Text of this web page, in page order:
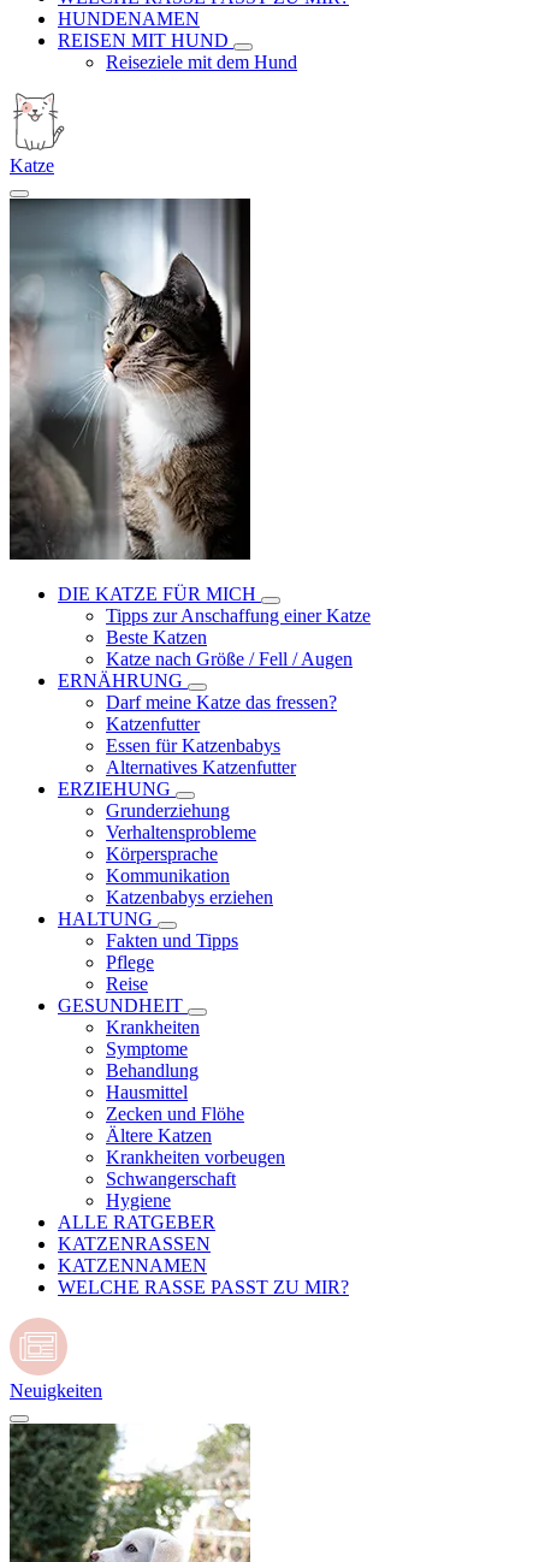
HUNDENAMEN
REISEN MIT HUND
Reiseziele mit dem Hund
Katze
DIE KATZE FÜR MICH
Tipps zur Anschaffung einer Katze
Beste Katzen
Katze nach Größe / Fell / Augen
ERNÄHRUNG
Darf meine Katze das fressen?
Katzenfutter
Essen für Katzenbabys
Alternatives Katzenfutter
ERZIEHUNG
Grunderziehung
Verhaltensprobleme
Körpersprache
Kommunikation
Katzenbabys erziehen
HALTUNG
Fakten und Tipps
Pflege
Reise
GESUNDHEIT
Krankheiten
Symptome
Behandlung
Hausmittel
Zecken und Flöhe
Ältere Katzen
Krankheiten vorbeugen
Schwangerschaft
Hygiene
ALLE RATGEBER
KATZENRASSEN
KATZENNAMEN
WELCHE RASSE PASST ZU MIR?
Neuigkeiten